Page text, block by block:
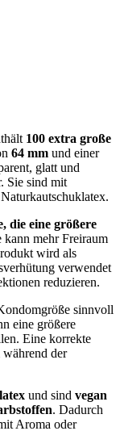
100 extra große
64 mm und einer
glatt und
Sie sind mit
die eine größere
mehr Freiraum
wird als
verwendet
reduzieren.
sinnvoll
eine größere
Eine korrekte
während der
und sind vegan
. Dadurch
Aroma oder